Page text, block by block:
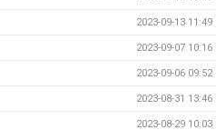
2023-09-13 11:49
2023-09-07 10:16
2023-09-06 09:52
2023-08-31 13:46
2023-08-29 10:03